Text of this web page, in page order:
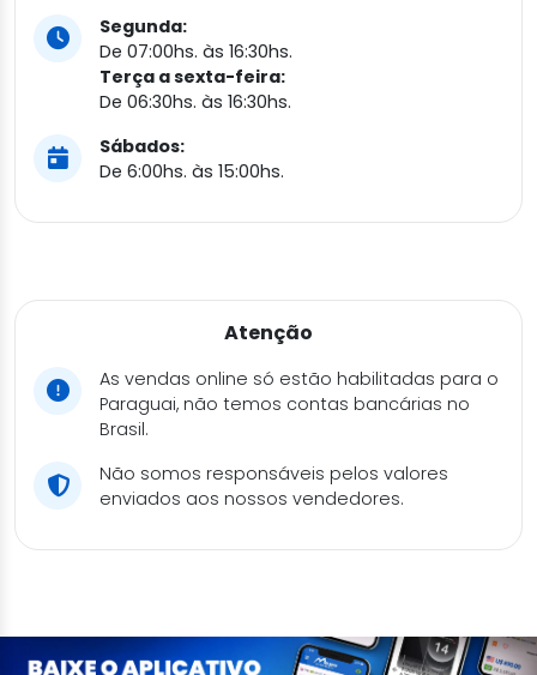
Segunda:
De 07:00hs. às 16:30hs.
Terça a sexta-feira:
De 06:30hs. às 16:30hs.
Sábados:
De 6:00hs. às 15:00hs.
Atenção
As vendas online só estão habilitadas para o
Paraguai, não temos contas bancárias no
Brasil.
Não somos responsáveis pelos valores
enviados aos nossos vendedores.